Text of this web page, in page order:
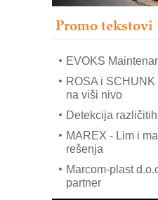
Promo tekstovi
Sigurnije
solarnim
EVOKS
ROSA i
na viši nivo
Detekcija
MAREX - Lim i
rešenja
Marcom-plast
partner